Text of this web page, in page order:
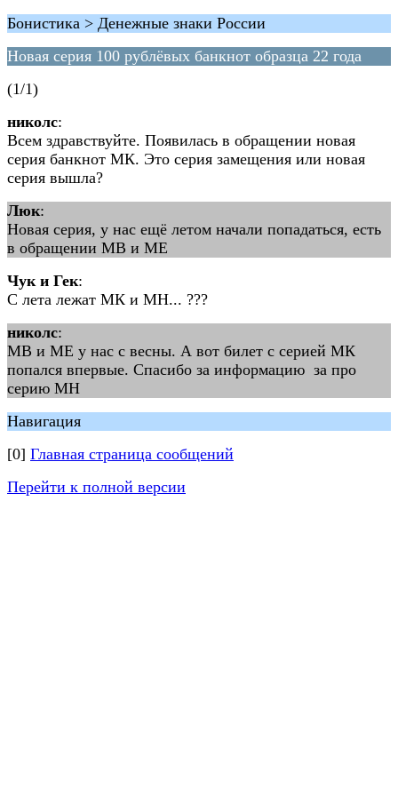
Бонистика > Денежные знаки России
Новая серия 100 рублёвых банкнот образца 22 года
(1/1)
николс:
Всем здравствуйте. Появилась в обращении новая
серия банкнот МК. Это серия замещения или новая
серия вышла?
Люк:
Новая серия, у нас ещё летом начали попадаться, есть
в обращении МВ и МЕ
Чук и Гек:
С лета лежат МК и МН... ???
николс:
МВ и МЕ у нас с весны. А вот билет с серией МК
попался впервые. Спасибо за информацию за про
серию МН
Навигация
[0] Главная страница сообщений
Перейти к полной версии